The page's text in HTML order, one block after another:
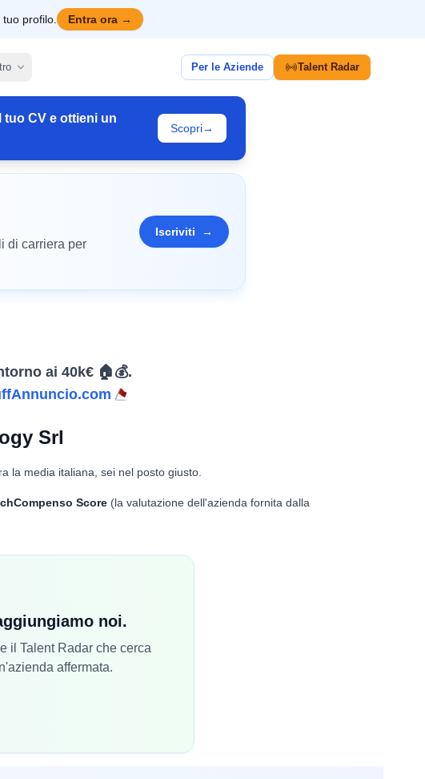
profilo. Entra ora →
Per le Aziende Talent Radar
tuo CV e ottieni un
Scopri→
di carriera per
Iscriviti →
ai 40k€ 🏠💰.
Srl
la media italiana, sei nel posto giusto.
Score(la valutazione dell'azienda fornita dalla
noi.
il Talent Radar che cerca
affermata.